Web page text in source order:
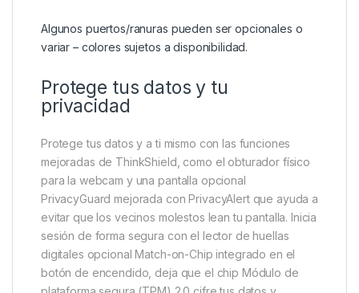
Algunos puertos/ranuras pueden ser opcionales o
variar – colores sujetos a disponibilidad.
Protege tus datos y tu
privacidad
Protege tus datos y a ti mismo con las funciones
mejoradas de ThinkShield, como el obturador físico
para la webcam y una pantalla opcional
PrivacyGuard mejorada con PrivacyAlert que ayuda a
evitar que los vecinos molestos lean tu pantalla. Inicia
sesión de forma segura con el lector de huellas
digitales opcional Match-on-Chip integrado en el
botón de encendido, deja que el chip Módulo de